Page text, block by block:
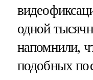
одной
напомнили,
подобных